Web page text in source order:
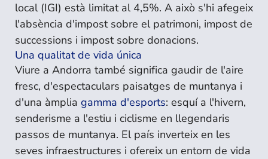
local (IGI) està limitat al 4,5%. A això s'hi afegeix
l'absència d'impost sobre el patrimoni, impost de
successions i impost sobre donacions.
Una qualitat de vida única
Viure a Andorra també significa gaudir de l'aire
fresc, d'espectaculars paisatges de muntanya i
d'una àmplia gamma d'esports: esquí a l'hivern,
senderisme a l'estiu i ciclisme en llegendaris
passos de muntanya. El país inverteix en les
seves infraestructures i ofereix un entorn de vida